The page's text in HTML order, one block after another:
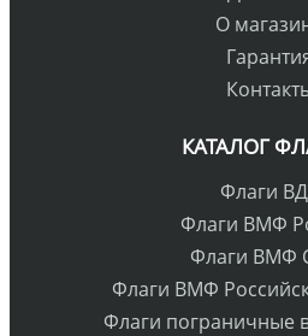
О
КАТАЛОГ
Флаги
Флаги ВМФ
Флаги ВМФ
Флаги ВМФ
Флаги пограничные